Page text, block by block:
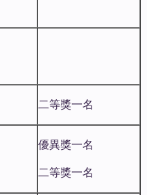
二等獎一名
優異獎一名
二等獎一名